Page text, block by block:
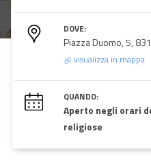
DOVE:
Piazza Duomo, 5,
visualizza in mappa
QUANDO:
Aperto negli orari
religiose